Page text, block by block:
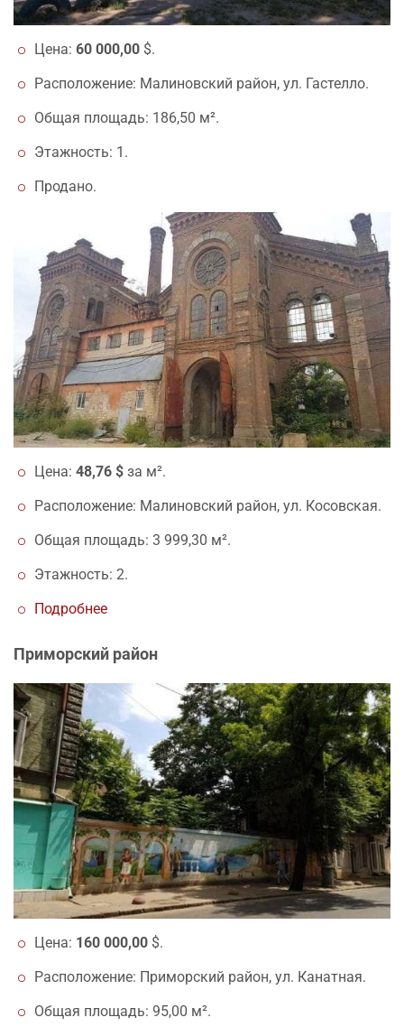
Цена: 60 000,00 $.
Расположение: Малиновский район, ул. Гастелло.
Общая площадь: 186,50 м².
Этажность: 1.
Продано.
Цена: 48,76 $ за м².
Расположение: Малиновский район, ул. Косовская.
Общая площадь: 3 999,30 м².
Этажность: 2.
Подробнее
Приморский район
Цена: 160 000,00 $.
Расположение: Приморский район, ул. Канатная.
Общая площадь: 95,00 м².